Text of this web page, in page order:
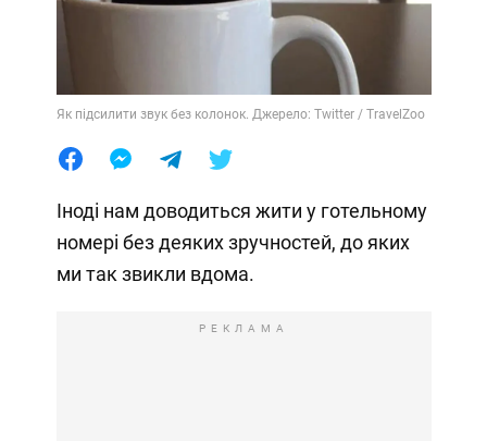
Як підсилити звук без колонок. Джерело: Twitter / TravelZoo
Іноді нам доводиться жити у готельному
номері без деяких зручностей, до яких
ми так звикли вдома.
РЕКЛАМА